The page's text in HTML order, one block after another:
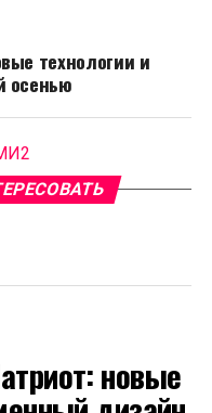
технологии и
осенью
новые